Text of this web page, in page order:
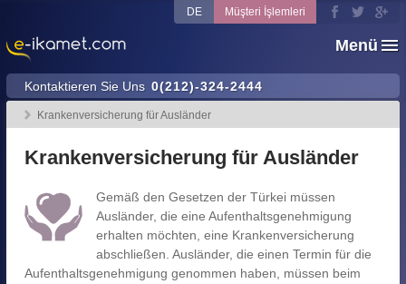
Menü
Kontaktieren Sie Uns 0(212)-324-2444
DE Müşteri İşlemleri
Krankenversicherung für Ausländer
Krankenversicherung für Ausländer
Gemäß den Gesetzen der Türkei müssen
Ausländer, die eine Aufenthaltsgenehmigung
erhalten möchten, eine Krankenversicherung
abschließen. Ausländer, die einen Termin für die
Aufenthaltsgenehmigung genommen haben, müssen beim